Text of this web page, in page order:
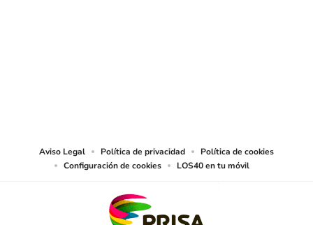
Aviso Legal Política de privacidad
Política de cookies
Configuración de cookies
LOS40 en tu móvil